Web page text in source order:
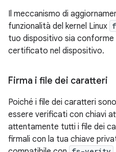
Il meccanismo di
funzionalità del kernel Linux
tuo dispositivo sia conforme
certificato nel dispositivo.
Firma i file dei caratteri
Poiché i file dei caratteri
essere verificati con chiavi
attentamente tutti i file dei
firmali con la tua chiave